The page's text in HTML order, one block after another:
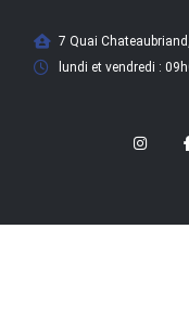
7 Quai
lundi et vendredi :